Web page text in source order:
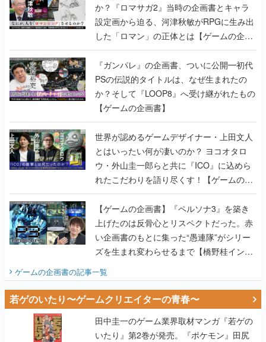
か？『ロマサガ2』当時の企画書とキャラ
設定画から迫る、河津秋敏がRPGに生み出
した「ロマン」の正体とは【ゲームの企画
書】
『ガンパレ』の企画書、ついに公開━初代
PSの伝説的タイトルは、なぜ生まれたの
か？そして『LOOP8』へ受け継がれたもの
【ゲームの企画書】
世界が認めるゲームデザイナー・上田文人
とはいったい何が凄いのか？ ヨコオタロ
ウ・外山圭一郎らと共に『ICO』に込めら
れたこだわりを語り尽くす！【ゲームの企
画書】
【ゲームの企画書】『ペルソナ3』を築き
上げたのは反骨心とリスペクトだった。赤
い企画書のもとに集った“愚連隊”がシリー
ズを生まれ変わらせるまで【橋野桂インタ
ビュー】
ゲームの企画書の記事一覧
若ゲのいたり〜ゲームクリエイターの青春〜
田中圭一のゲーム業界取材マンガ『若ゲの
いたり』第2巻が発売。『ポケモン』田尻